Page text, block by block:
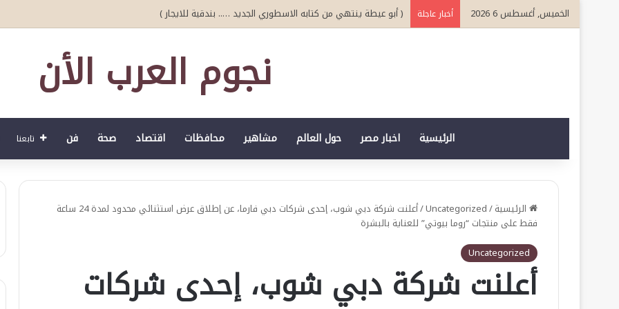
الخميس, أغسطس 6 2026 أخبار عاجلة ( أبو عيطة ينتهي من كتابه الاسطوري الجديد ….. بندقية للايجار )
نجوم العرب الأن
الرئيسية اخبار مصر حول العالم مشاهير محافظات اقتصاد صحة فن تابعنا
الرئيسية/
Uncategorized
/
أعلنت شركة دبي شوب، إحدى شركات دبي فارما، عن إطلاق عرض استثنائي محدود لمدة 24 ساعة
فقط على منتجات “روما بيوتي” للعناية بالبشرة
Uncategorized
أعلنت شركة دبي شوب، إحدى شركات